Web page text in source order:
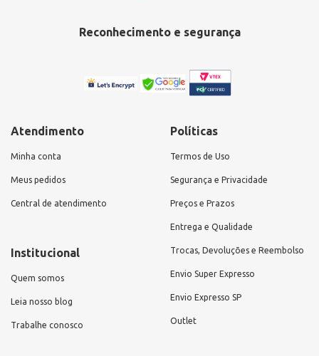
Reconhecimento e segurança
Atendimento
Minha conta
Meus pedidos
Central de atendimento
Institucional
Quem somos
Leia nosso blog
Trabalhe conosco
Políticas
Termos de Uso
Segurança e Privacidade
Preços e Prazos
Entrega e Qualidade
Trocas, Devoluções e Reembolso
Envio Super Expresso
Envio Expresso SP
Outlet